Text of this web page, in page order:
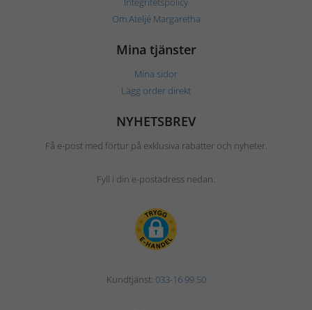
Om Ateljé Margaretha
Mina tjänster
Mina sidor
Lägg order direkt
NYHETSBREV
Få e-post med förtur på exklusiva rabatter och nyheter.
Fyll i din e-postadress nedan.
Kundtjänst: 033-16 99 50